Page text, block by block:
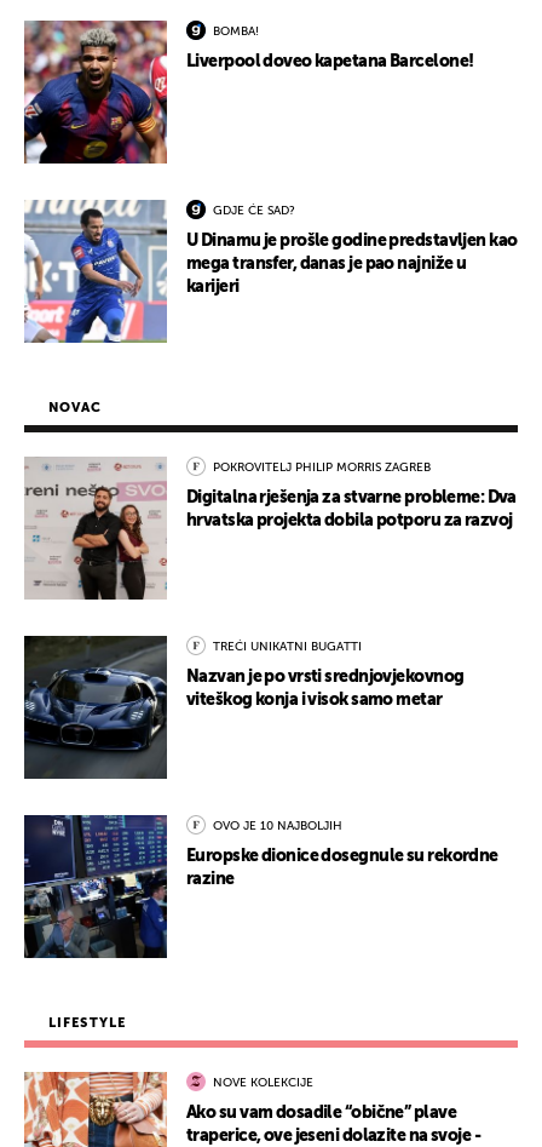
BOMBA!
Liverpool doveo kapetana Barcelone!
GDJE ĆE SAD?
U Dinamu je prošle godine predstavljen kao
mega transfer, danas je pao najniže u
karijeri
NOVAC
POKROVITELJ PHILIP MORRIS ZAGREB
Digitalna rješenja za stvarne probleme: Dva
hrvatska projekta dobila potporu za razvoj
TREĆI UNIKATNI BUGATTI
Nazvan je po vrsti srednjovjekovnog
viteškog konja i visok samo metar
OVO JE 10 NAJBOLJIH
Europske dionice dosegnule su rekordne
razine
LIFESTYLE
NOVE KOLEKCIJE
Ako su vam dosadile “obične” plave
traperice, ove jeseni dolazite na svoje -